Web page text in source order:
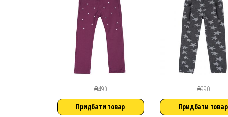
₴490
Придбати товар
₴990
Придбати товар